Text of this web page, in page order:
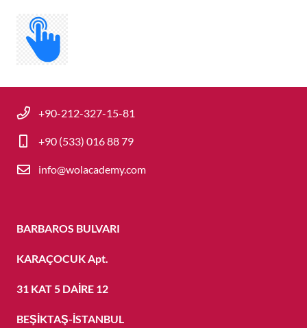
+90-212-327-15-81
+90 (533) 016 88 79
info@wolacademy.com
BARBAROS BULVARI
KARAÇOCUK Apt.
31 KAT 5 DAİRE 12
BEŞİKTAŞ-İSTANBUL